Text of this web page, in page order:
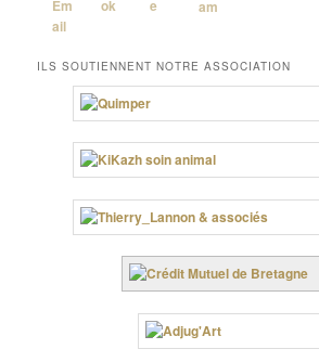
ILS SOUTIENNENT NOTRE ASSOCIATION